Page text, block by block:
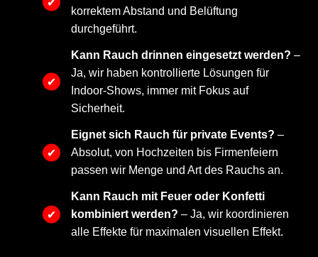
korrektem Abstand und Belüftung
durchgeführt.
Kann Rauch drinnen eingesetzt werden? –
Ja, wir haben kontrollierte Lösungen für
Indoor-Shows, immer mit Fokus auf
Sicherheit.
Eignet sich Rauch für private Events? –
Absolut, von Hochzeiten bis Firmenfeiern
passen wir Menge und Art des Rauchs an.
Kann Rauch mit Feuer oder Konfetti
kombiniert werden? – Ja, wir koordinieren
alle Effekte für maximalen visuellen Effekt.